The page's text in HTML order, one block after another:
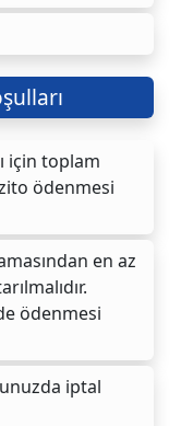
için toplam
ödenmesi
en az
ödenmesi
iptal